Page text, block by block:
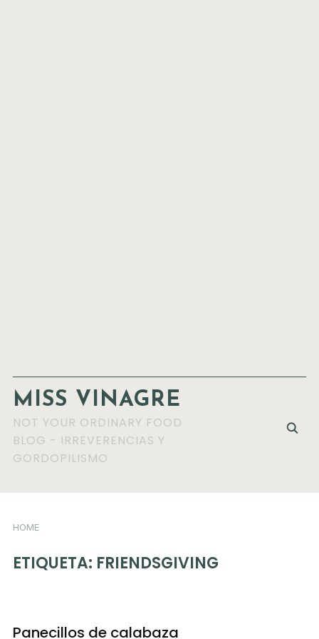
MISS VINAGRE
NOT YOUR ORDINARY FOOD
BLOG - IRREVERENCIAS Y
GORDOPILISMO
HOME
ETIQUETA: FRIENDSGIVING
Panecillos de calabaza